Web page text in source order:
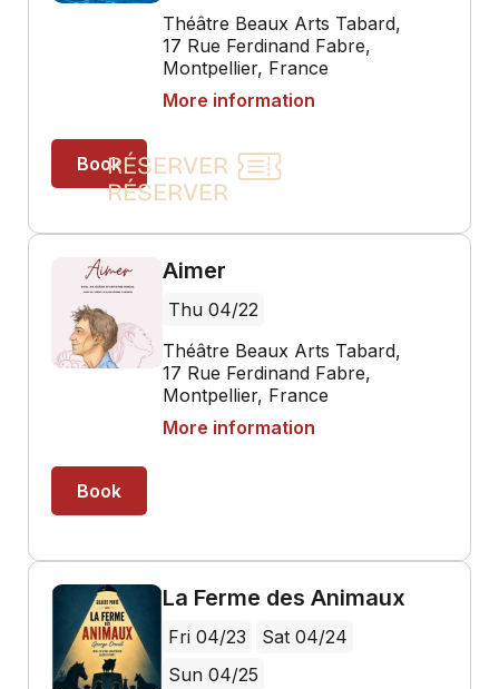
21, 22 et 23 Novembre à 20h30, 19h et
RÉSERVER
Sir Robert Chiltern est secrétaire d’État et
toute la bonne société anglaise le tient pour
un homme éminemment respectable et
intègre. Promis à un brillant avenir, sa
femme Lady Chiltern et son meilleur ami
Lord Goring, voient en lui un mari idéal et un
ami sincère. L’arrivée de la brillante et
manipulatrice Mrs Cheveley dans sa vie va
tout faire basculer et lui faire vivre ses
pires heures quand il réalise qu’elle